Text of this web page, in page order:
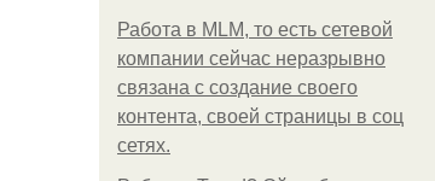
Работа в MLM, то есть сетевой
компании сейчас неразрывно
связана с создание своего
контента, своей страницы в соц
сетях.